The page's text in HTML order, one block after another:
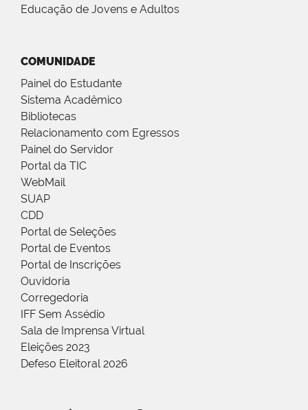
Educação de Jovens e Adultos
COMUNIDADE
Painel do Estudante
Sistema Acadêmico
Bibliotecas
Relacionamento com Egressos
Painel do Servidor
Portal da TIC
WebMail
SUAP
CDD
Portal de Seleções
Portal de Eventos
Portal de Inscrições
Ouvidoria
Corregedoria
IFF Sem Assédio
Sala de Imprensa Virtual
Eleições 2023
Defeso Eleitoral 2026